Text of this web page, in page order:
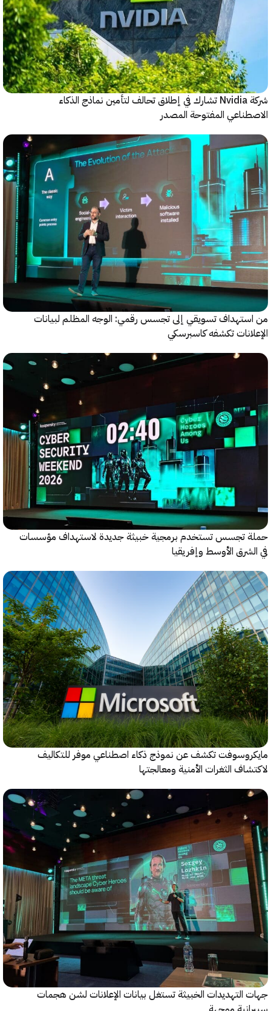
شركة Nvidia تشارك في إطلاق تحالف لتأمين نماذج الذكاء
المفتوحة المصدر
تسويقي إلى تجسس رقمي: الوجه المظلم لبيانات
تكشفه كاسبرسكي
تجسس تستخدم برمجية خبيثة جديدة لاستهداف مؤسسات
الأوسط وإفريقيا
تكشف عن نموذج ذكاء اصطناعي موفر للتكاليف
الثغرات الأمنية ومعالجتها
الخبيثة تستغل بيانات الإعلانات لشن هجمات